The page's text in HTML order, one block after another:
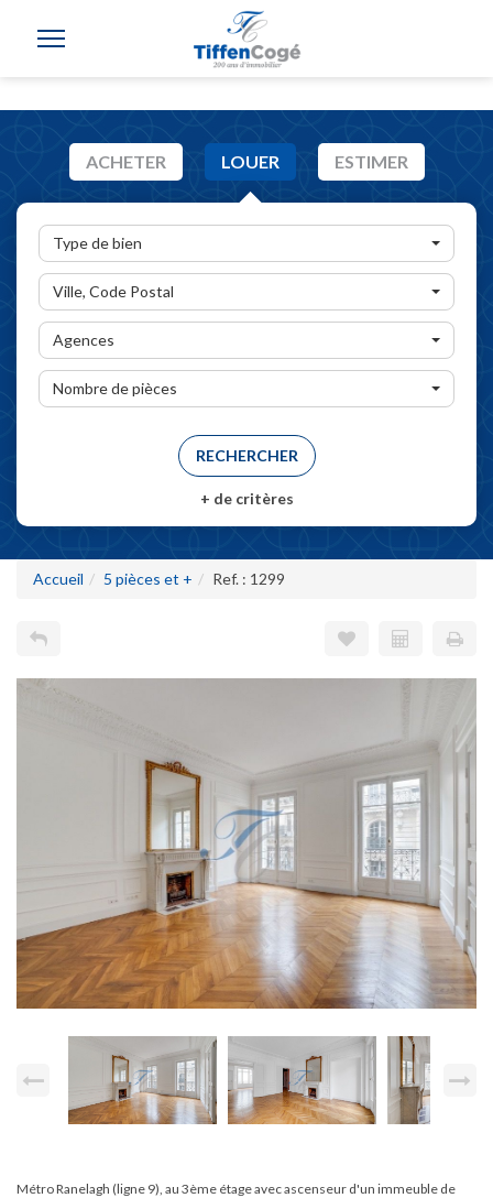
ACHETER LOUER ESTIMER
Type de bien
Ville, Code Postal
Agences
Nombre de pièces
+ de critères
Accueil 5 pièces et + Ref. : 1299
Métro Ranelagh (ligne 9), au 3ème étage avec ascenseur d'un immeuble de